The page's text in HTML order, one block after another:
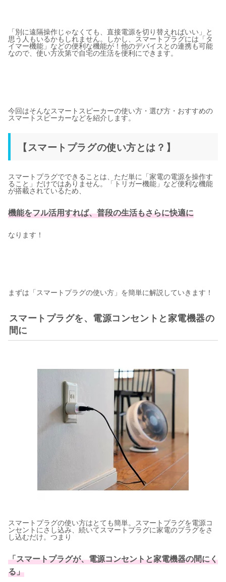
「別に遠隔操作じゃなくても、直接電源を切り替えればいい」と
思う人もいるかもしれません。しかし、スマートプラグには「タ
イマー機能」などの便利な機能が！他のデバイスとの連携も可能
なので、使い方次第で自宅の生活を便利にできます。
今回はそんなスマートスピーカーの使い方・選び方・おすすめの
スマートスピーカーなどを紹介します。
【スマートプラグの使い方とは？】
スマートプラグでできることは、ただ単に「家電の電源を操作す
ること」だけではありません。「トリガー機能」など便利な機能
が搭載されているため、
機能をフル活用すれば、普段の生活もさらに快適に
なります！
まずは「スマートプラグの使い方」を簡単に解説していきます！
スマートプラグを、電源コンセントと家電機器の
間に
スマートプラグの使い方はとても簡単。スマートプラグを電源コ
ンセントにさし込み、続いてスマートプラグに家電のプラグをさ
し込むだけ。つまり
「スマートプラグが、電源コンセントと家電機器の間にく
る」